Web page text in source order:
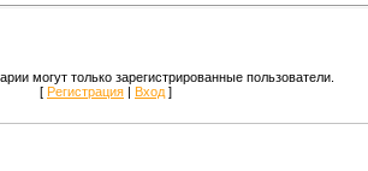
могут только зарегистрированные пользователи.
[ Регистрация | Вход ]